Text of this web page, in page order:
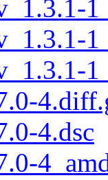
4.dsc